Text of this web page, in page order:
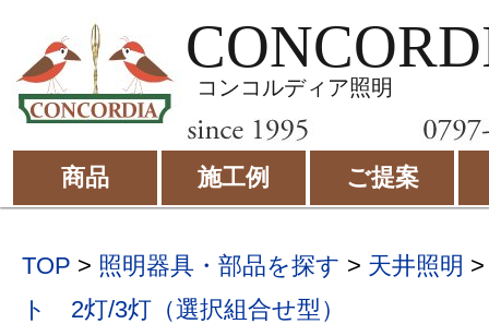
コンコルディア照明
商品 施工例 ご提案
TOP > 照明器具・部品を探す > 天井照明
ト 2灯/3灯（選択組合せ型）